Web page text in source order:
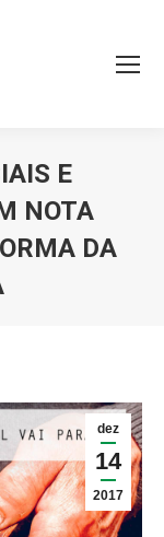
E
NOTA
DA
dez
14
2017